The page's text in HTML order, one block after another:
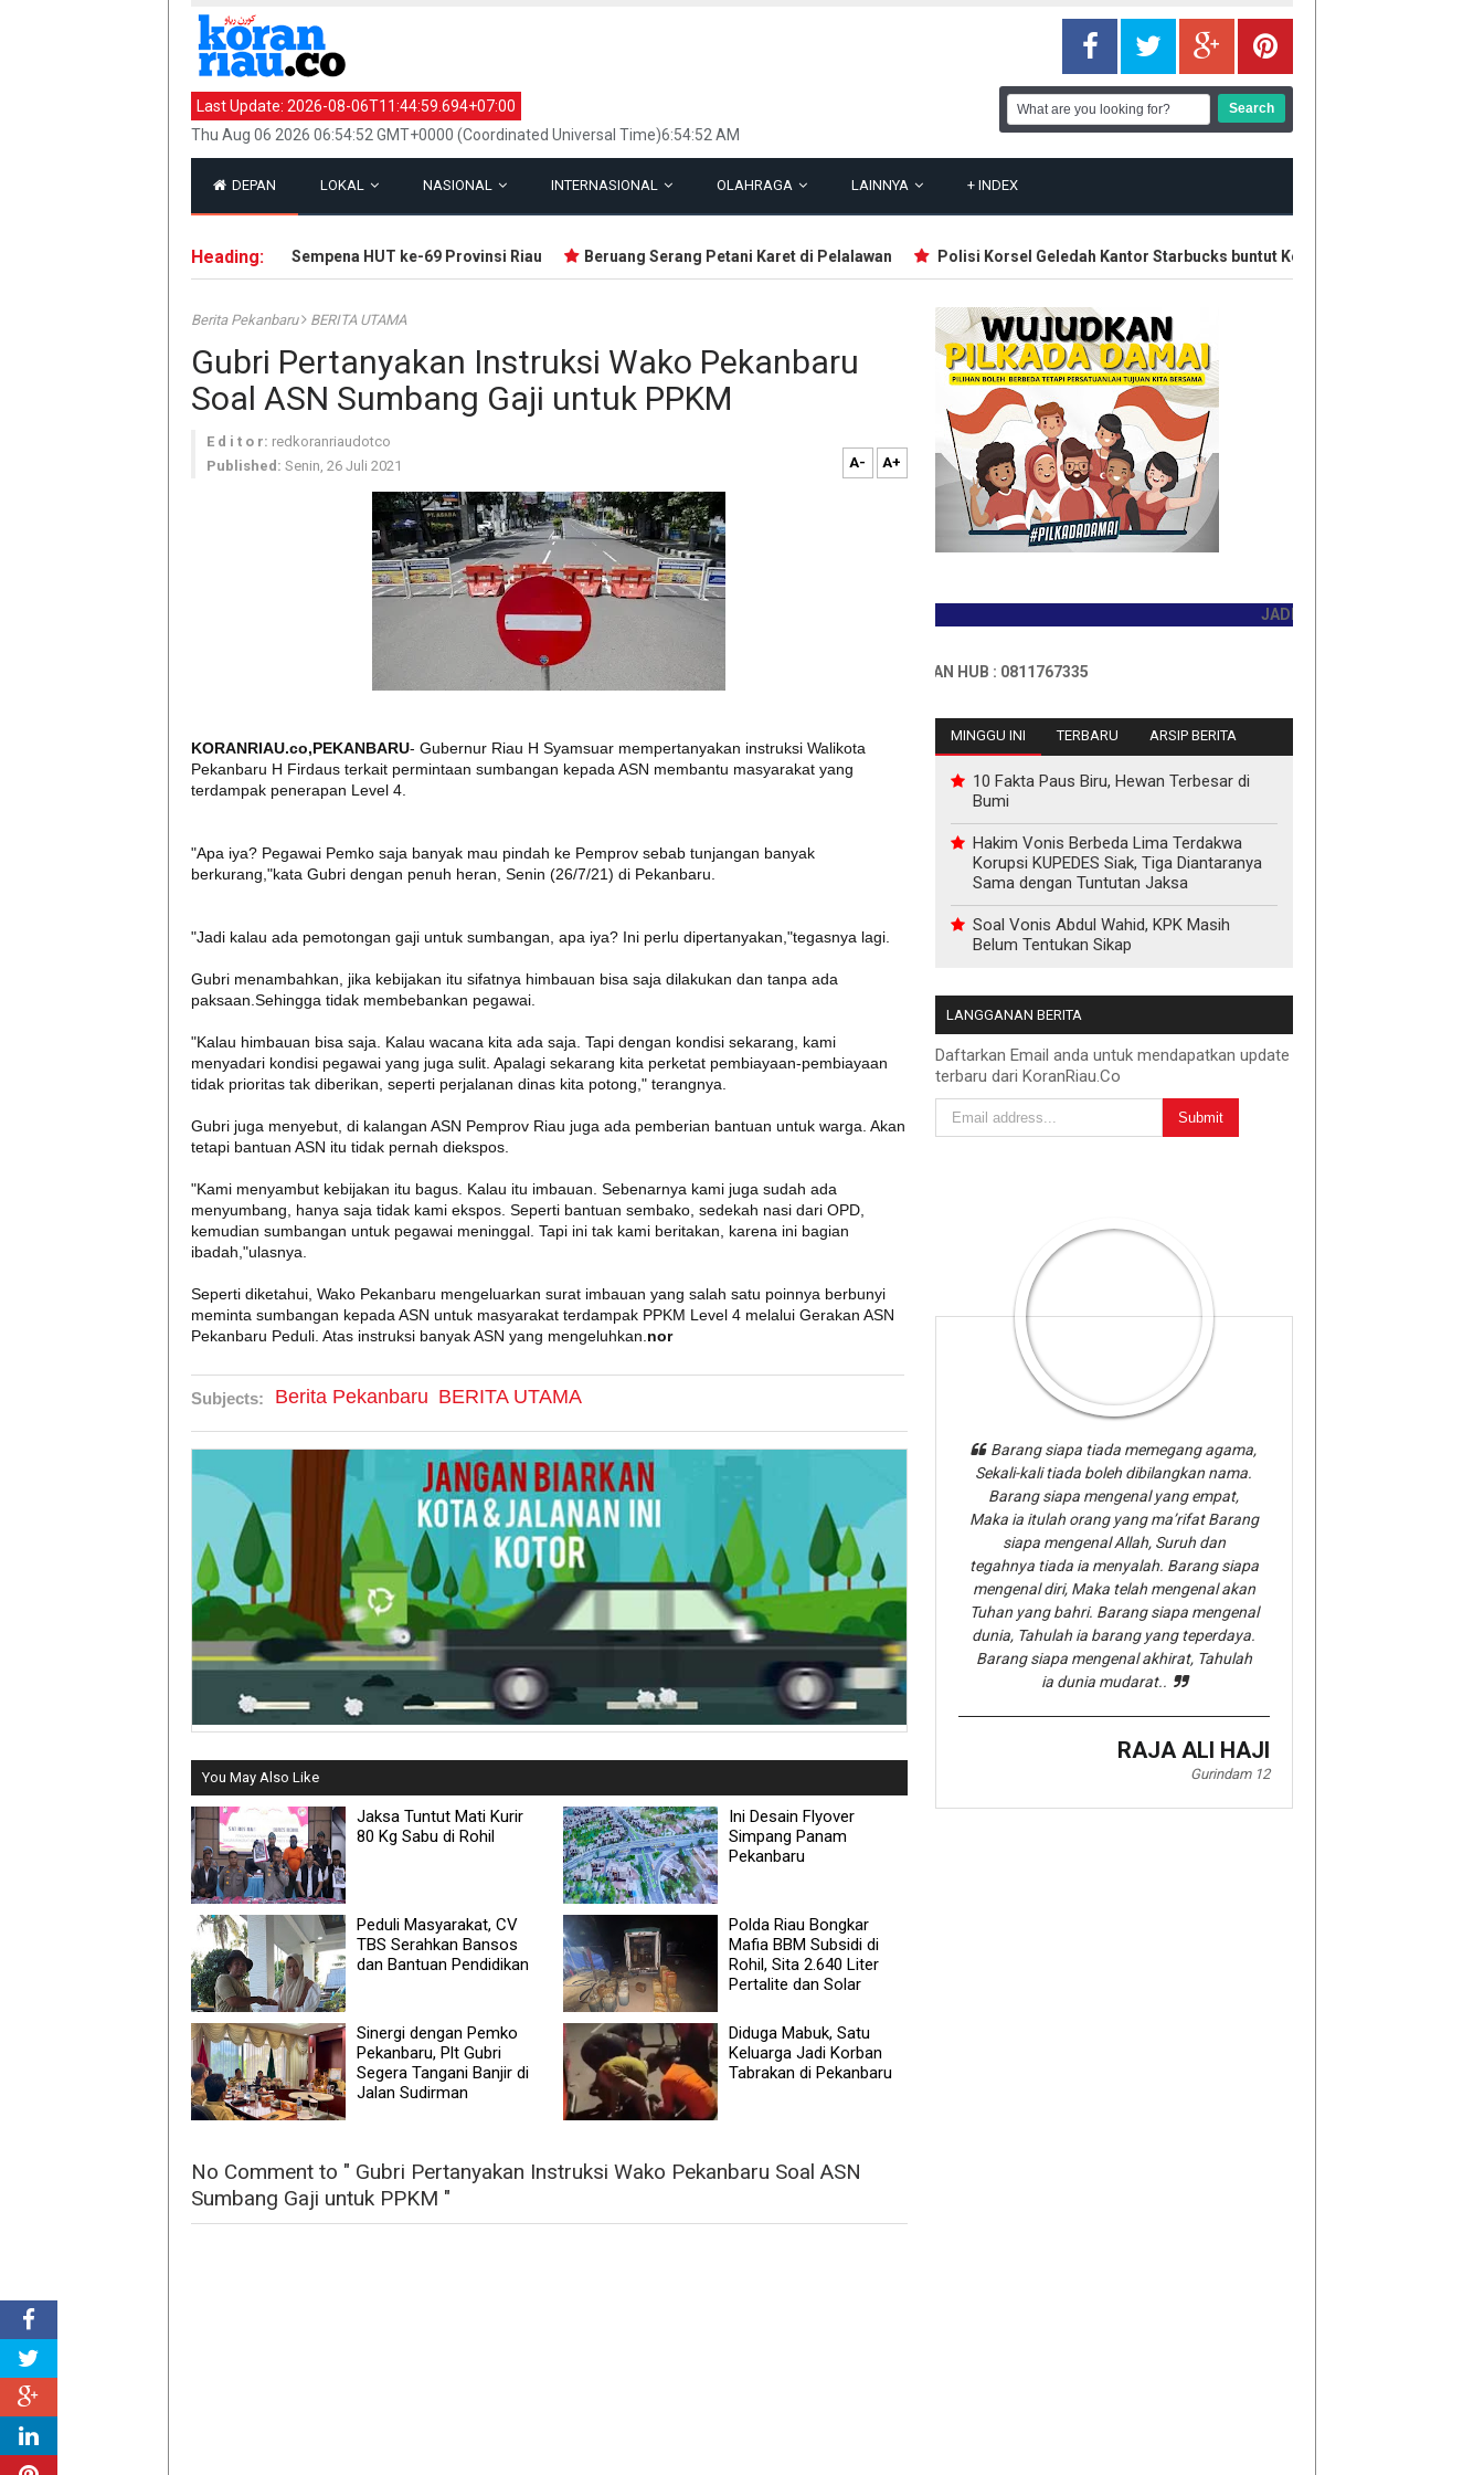
Last Update: 2026-08-06T11:44:59.694+07:00
Thu Aug 06 2026 06:54:52 GMT+0000 (Coordinated Universal Time)6:54:52 AM
DEPAN LOKAL NASIONAL INTERNASIONAL OLAHRAGA LAINNYA + INDEX
Heading:
Tanam 2.500 Bibit Pohon Sempena HUT ke-69 Provinsi Riau Beruang Serang Petani Karet di Pelalawan Polisi Korsel Geledah Kantor Starbucks buntut Kontroversi Iklan
Berita Pekanbaru BERITA UTAMA
Gubri Pertanyakan Instruksi Wako Pekanbaru
Soal ASN Sumbang Gaji untuk PPKM
E d i t o r: redkoranriaudotco
Published: Senin, 26 Juli 2021 A- A+
KORANRIAU.co,PEKANBARU- Gubernur Riau H Syamsuar mempertanyakan instruksi Walikota
Pekanbaru H Firdaus terkait permintaan sumbangan kepada ASN membantu masyarakat yang
terdampak penerapan Level 4.
"Apa iya? Pegawai Pemko saja banyak mau pindah ke Pemprov sebab tunjangan banyak
berkurang,"kata Gubri dengan penuh heran, Senin (26/7/21) di Pekanbaru.
"Jadi kalau ada pemotongan gaji untuk sumbangan, apa iya? Ini perlu dipertanyakan,"tegasnya lagi.
Gubri menambahkan, jika kebijakan itu sifatnya himbauan bisa saja dilakukan dan tanpa ada
paksaan.Sehingga tidak membebankan pegawai.
"Kalau himbauan bisa saja. Kalau wacana kita ada saja. Tapi dengan kondisi sekarang, kami
menyadari kondisi pegawai yang juga sulit. Apalagi sekarang kita perketat pembiayaan-pembiayaan
tidak prioritas tak diberikan, seperti perjalanan dinas kita potong," terangnya.
Gubri juga menyebut, di kalangan ASN Pemprov Riau juga ada pemberian bantuan untuk warga. Akan
tetapi bantuan ASN itu tidak pernah diekspos.
"Kami menyambut kebijakan itu bagus. Kalau itu imbauan. Sebenarnya kami juga sudah ada
menyumbang, hanya saja tidak kami ekspos. Seperti bantuan sembako, sedekah nasi dari OPD,
kemudian sumbangan untuk pegawai meninggal. Tapi ini tak kami beritakan, karena ini bagian
ibadah,"ulasnya.
Seperti diketahui, Wako Pekanbaru mengeluarkan surat imbauan yang salah satu poinnya berbunyi
meminta sumbangan kepada ASN untuk masyarakat terdampak PPKM Level 4 melalui Gerakan ASN
Pekanbaru Peduli. Atas instruksi banyak ASN yang mengeluhkan. nor
Subjects: Berita Pekanbaru BERITA UTAMA
You May Also Like
Jaksa Tuntut Mati Kurir
80 Kg Sabu di Rohil
Ini Desain Flyover
Simpang Panam
Pekanbaru
Peduli Masyarakat, CV
TBS Serahkan Bansos
dan Bantuan Pendidikan
Polda Riau Bongkar
Mafia BBM Subsidi di
Rohil, Sita 2.640 Liter
Pertalite dan Solar
Sinergi dengan Pemko
Pekanbaru, Plt Gubri
Segera Tangani Banjir di
Jalan Sudirman
Diduga Mabuk, Satu
Keluarga Jadi Korban
Tabrakan di Pekanbaru
No Comment to " Gubri Pertanyakan Instruksi Wako Pekanbaru Soal ASN
Sumbang Gaji untuk PPKM "
JADILAH PEMBACA PERTAMA HARI
INFO PEMASANGAN IKLAN HUB : 0811767335
MINGGU INI TERBARU ARSIP BERITA
10 Fakta Paus Biru, Hewan Terbesar di
Bumi
Hakim Vonis Berbeda Lima Terdakwa
Korupsi KUPEDES Siak, Tiga Diantaranya
Sama dengan Tuntutan Jaksa
Soal Vonis Abdul Wahid, KPK Masih
Belum Tentukan Sikap
LANGGANAN BERITA
Daftarkan Email anda untuk mendapatkan update
terbaru dari KoranRiau.Co
Barang siapa tiada memegang agama,
Sekali-kali tiada boleh dibilangkan nama.
Barang siapa mengenal yang empat,
Maka ia itulah orang yang ma’rifat Barang
siapa mengenal Allah, Suruh dan
tegahnya tiada ia menyalah. Barang siapa
mengenal diri, Maka telah mengenal akan
Tuhan yang bahri. Barang siapa mengenal
dunia, Tahulah ia barang yang teperdaya.
Barang siapa mengenal akhirat, Tahulah
ia dunia mudarat..
RAJA ALI HAJI
Gurindam 12